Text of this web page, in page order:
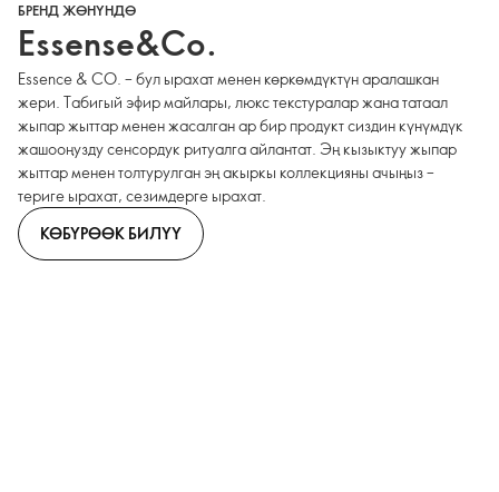
БРЕНД ЖӨНҮНДӨ
Essense&Co.
Essence & CO. – бул ырахат менен көркөмдүктүн аралашкан
жери. Табигый эфир майлары, люкс текстуралар жана татаал
жыпар жыттар менен жасалган ар бир продукт сиздин күнүмдүк
жашооңузду сенсордук ритуалга айлантат. Эң кызыктуу жыпар
жыттар менен толтурулган эң акыркы коллекцияны ачыңыз –
териге ырахат, сезимдерге ырахат.
КӨБҮРӨӨК БИЛҮҮ